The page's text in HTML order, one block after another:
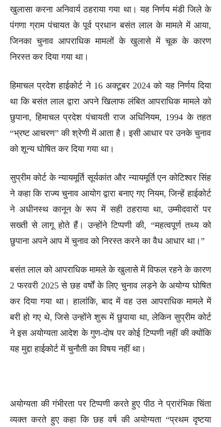
खुलासा करना अनिवार्य ठहराया गया था। यह निर्णय मंडी जिले के
पंगणा ग्राम पंचायत के पूर्व प्रधान बसंत लाल के मामले में आया,
जिनका चुनाव आपराधिक मामलों के खुलासे में चूक के कारण
निरस्त कर दिया गया था।
हिमाचल प्रदेश हाईकोर्ट ने 16 अक्टूबर 2024 को यह निर्णय दिया
था कि बसंत लाल द्वारा अपने खिलाफ लंबित आपराधिक मामले को
छुपाना, हिमाचल प्रदेश पंचायती राज अधिनियम, 1994 के तहत
“भ्रष्ट आचरण” की श्रेणी में आता है। इसी आधार पर उनके चुनाव
को शून्य घोषित कर दिया गया था।
सुप्रीम कोर्ट के न्यायमूर्ति सूर्यकांत और न्यायमूर्ति एन कोटिश्वर सिंह
ने कहा कि राज्य चुनाव आयोग द्वारा बनाए गए नियम, जिन्हें हाईकोर्ट
ने अधीनस्थ कानून के रूप में सही ठहराया था, उम्मीदवारों पर
सख्ती से लागू होते हैं। उन्होंने टिप्पणी की, “महत्वपूर्ण तथ्य को
छुपाना अपने आप में चुनाव को निरस्त करने का वैध आधार था।”
बसंत लाल को आपराधिक मामले के खुलासे में विफल रहने के कारण
2 फरवरी 2025 से छह वर्षों के लिए चुनाव लड़ने के अयोग्य घोषित
कर दिया गया था। हालांकि, बाद में वह उस आपराधिक मामले में
बरी हो गए थे, जिसे उन्होंने शुरू में छुपाया था, लेकिन सुप्रीम कोर्ट
ने इस अयोग्यता आदेश के गुण-दोष पर कोई टिप्पणी नहीं की क्योंकि
यह मुद्दा हाईकोर्ट में चुनौती का विषय नहीं था।
अयोग्यता की गंभीरता पर टिप्पणी करते हुए पीठ ने प्रारंभिक चिंता
व्यक्त करते हुए कहा कि छह वर्ष की अयोग्यता “प्रथम दृष्टया